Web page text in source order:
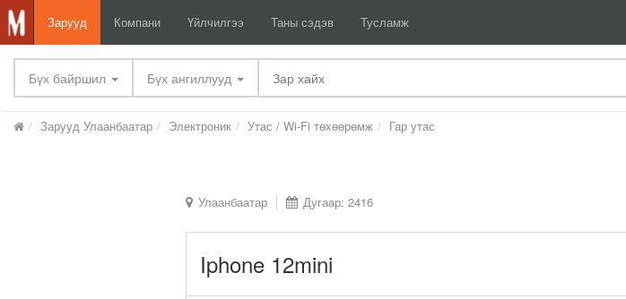
Зарууд Компани Үйлчилгээ Таны сэдэв Тусламж
Бүх байршил Бүх ангиллууд
Зарууд Улаанбаатар Электроник Утас / Wi-Fi төхөөрөмж Гар утас
Улаанбаатар Дугаар: 2416
Iphone 12mini